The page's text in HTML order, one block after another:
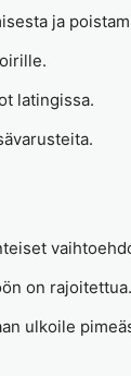
ja
latingissa.
on rajoitettua.
ulkoile